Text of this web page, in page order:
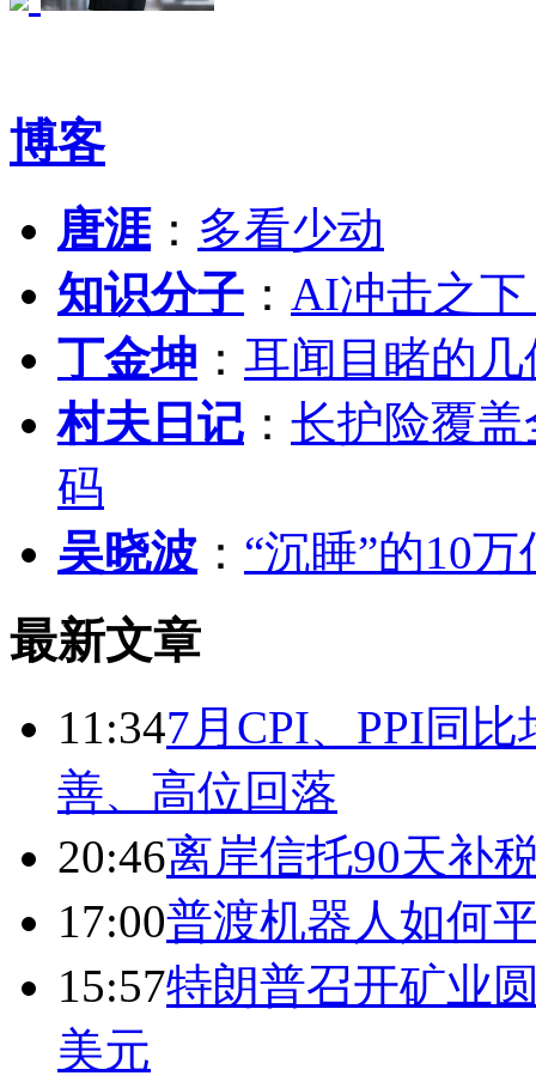
博客
唐涯： 多看少动
知识分子 ： AI冲击之
丁金坤 ： 耳闻目睹的
村夫日记 ： 长护险覆
码
吴晓波 ： “沉睡”的10
最新文章
11:347月CPI、PPI同
善、高位回落
20:46离岸信托90天补
17:00普渡机器人如何
15:57特朗普召开矿业
美元